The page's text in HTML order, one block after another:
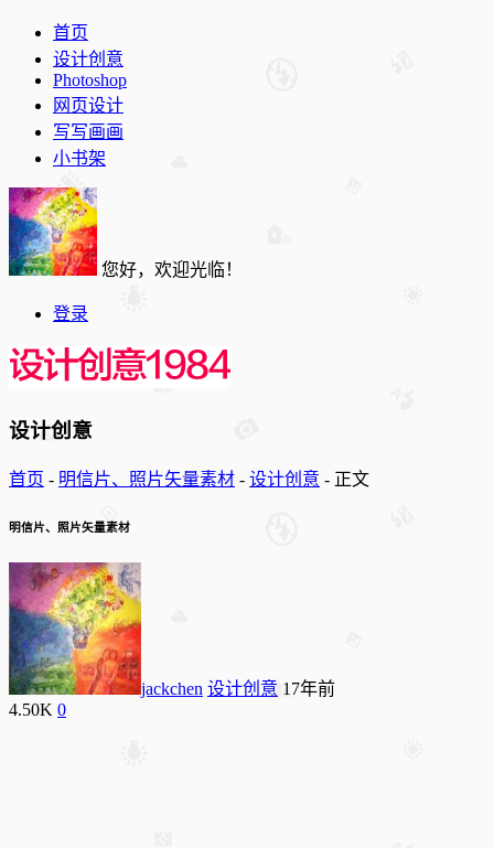
首页
设计创意
Photoshop
网页设计
写写画画
小书架
您好，欢迎光临！
登录
设计创意
首页 - 明信片、照片矢量素材 - 设计创意 - 正文
明信片、照片矢量素材
jackchen 设计创意 17年前
4.50K 0